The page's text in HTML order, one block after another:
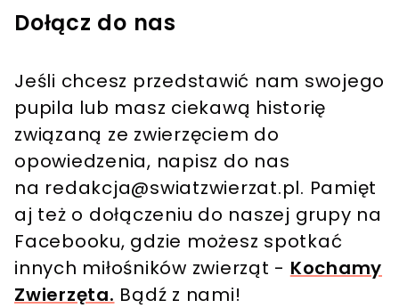
Dołącz do nas
Jeśli chcesz przedstawić nam swojego
pupila lub masz ciekawą historię
związaną ze zwierzęciem do
opowiedzenia, napisz do nas
na redakcja@swiatzwierzat.pl. Pamięt
aj też o dołączeniu do naszej grupy na
Facebooku, gdzie możesz spotkać
innych miłośników zwierząt - Kochamy
Zwierzęta. Bądź z nami!